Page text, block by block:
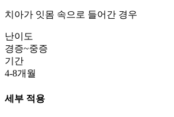
치아가 잇몸 속으로 들어간 경우
난이도
경증~중증
기간
4-8개월
세부 적용